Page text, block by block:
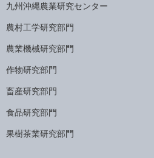
九州沖縄農業研究センター
農村工学研究部門
農業機械研究部門
作物研究部門
畜産研究部門
食品研究部門
果樹茶業研究部門